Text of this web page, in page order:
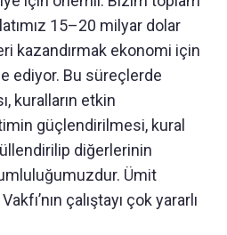
15–20 milyar dolar
kazandırmak ekonomi için
ediyor. Bu süreçlerde
kuralların etkin
güçlendirilmesi, kural
diğerlerinin
Ümit
çalıştayı çok yararlı